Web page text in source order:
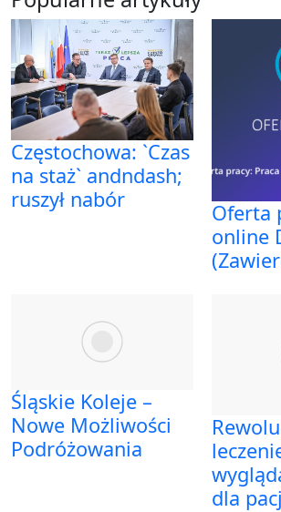
Częstochowa: `Czas
na staż` andndash;
ruszył nabór
Oferta
online
Śląskie Koleje –
Nowe Możliwości
Podróżowania
dla